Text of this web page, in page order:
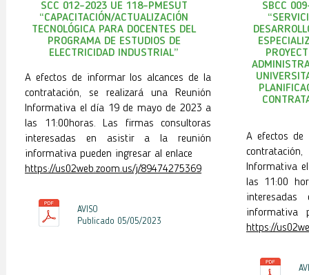
SCC 012-2023 UE 118–PMESUT
“CAPACITACIÓN/ACTUALIZACIÓN
TECNOLÓGICA PARA DOCENTES DEL
PROGRAMA DE ESTUDIOS DE
ELECTRICIDAD INDUSTRIAL”
A efectos de informar los alcances de la
contratación, se realizará una Reunión
Informativa el día 19 de mayo de 2023 a
las 11:00horas. Las firmas consultoras
interesadas en asistir a la reunión
informativa pueden ingresar al enlace
https://us02web.zoom.us/j/89474275369
AVISO
Publicado 05/05/2023
SBCC
A efectos de
Informativa
las 11:00
informativa
https://